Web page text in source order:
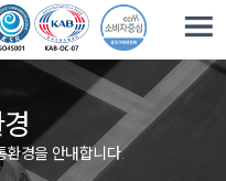
환경을 안내합니다.